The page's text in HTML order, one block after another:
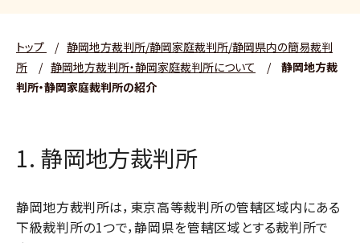
トップ / 静岡地方裁判所/静岡家庭裁判所/静岡県内の簡易裁判
所
/ 静岡地方裁判所・静岡家庭裁判所について /
静岡地方裁
判所・静岡家庭裁判所の紹介
1. 静岡地方裁判所
静岡地方裁判所は，東京高等裁判所の管轄区域内にある
下級裁判所の1つで，静岡県を管轄区域とする裁判所で